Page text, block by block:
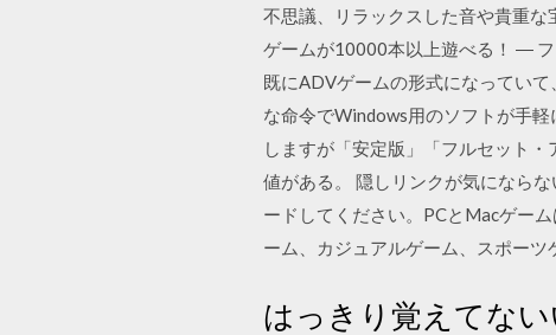
不思議、リラックスした音や貴重
ゲームが10000本以上遊べる！ ― フ
既にADVゲームの形式になってい
な命令でWindows用のソフトが手
しますが「安定版」「フルセット
値がある。 隠しリンクが気になら
ードしてください。PCとMacゲー
ーム、カジュアルゲーム、スポーツ
はっきり覚えてな